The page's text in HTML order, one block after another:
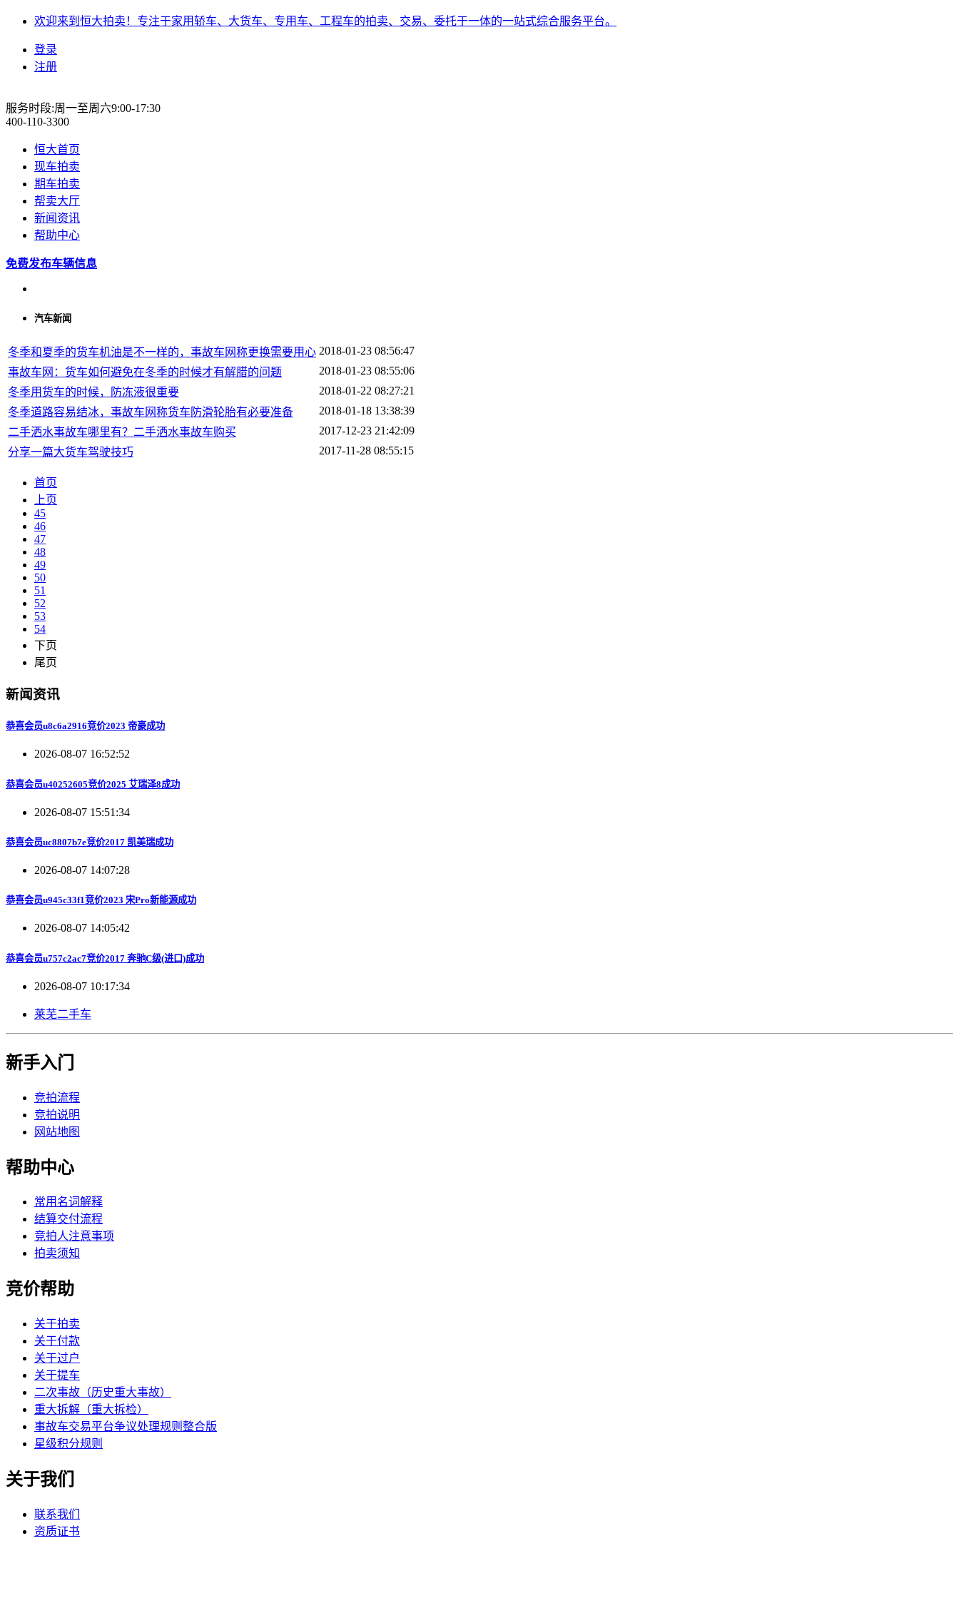
欢迎来到恒大拍卖！专注于家用轿车、大货车、专用车、工程车的拍卖、交易、委托于一体的一站式综合服务平台。
登录
注册
服务时段:周一至周六9:00-17:30
400-110-3300
恒大首页
现车拍卖
期车拍卖
帮卖大厅
新闻资讯
帮助中心
免费发布车辆信息
汽车新闻
冬季和夏季的货车机油是不一样的，事故车网称更换需要用心 2018-01-23 08:56:47
事故车网：货车如何避免在冬季的时候才有解腊的问题
2018-01-23 08:55:06
冬季用货车的时候，防冻液很重要
2018-01-22 08:27:21
冬季道路容易结冰，事故车网称货车防滑轮胎有必要准备
2018-01-18 13:38:39
二手洒水事故车哪里有？二手洒水事故车购买
2017-12-23 21:42:09
分享一篇大货车驾驶技巧
2017-11-28 08:55:15
首页
上页
45
46
47
48
49
50
51
52
53
54
下页
尾页
新闻资讯
恭喜会员u8c6a2916竞价2023 帝豪成功
2026-08-07 16:52:52
恭喜会员u40252605竞价2025 艾瑞泽8成功
2026-08-07 15:51:34
恭喜会员uc8807b7e竞价2017 凯美瑞成功
2026-08-07 14:07:28
恭喜会员u945c33f1竞价2023 宋Pro新能源成功
2026-08-07 14:05:42
恭喜会员u757c2ac7竞价2017 奔驰C级(进口)成功
2026-08-07 10:17:34
莱芜二手车
新手入门
竞拍流程
竞拍说明
网站地图
帮助中心
常用名词解释
结算交付流程
竞拍人注意事项
拍卖须知
竞价帮助
关于拍卖
关于付款
关于过户
关于提车
二次事故（历史重大事故）
重大拆解（重大拆检）
事故车交易平台争议处理规则整合版
星级积分规则
关于我们
联系我们
资质证书